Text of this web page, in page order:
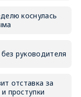
коснулась
руководителя
отставка за
проступки